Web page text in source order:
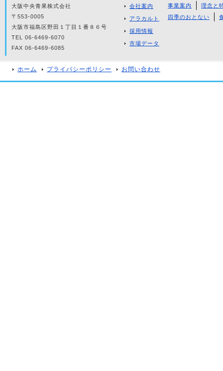
会社案内
アラカルト
採用情報
市場データ
事業案内
理念と
四季のおとない
大阪中央青果株式会社
〒553-0005
大阪市福島区野田１丁目１番８６号
TEL 06-6469-6070
FAX 06-6469-6085
ホーム プライバシーポリシー お問い合わせ